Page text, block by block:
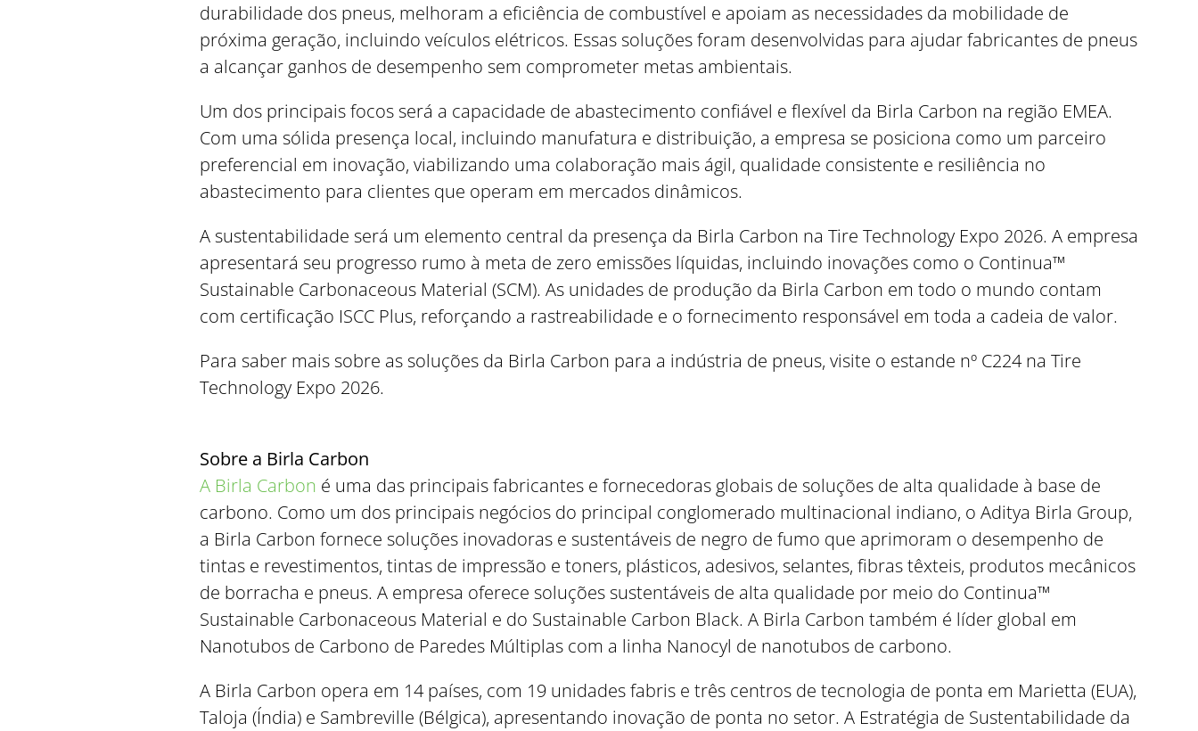
durabilidade dos pneus, melhoram a eficiência de combustível e apoiam as necessidades da mobilidade de
próxima geração, incluindo veículos elétricos. Essas soluções foram desenvolvidas para ajudar fabricantes de pneus
a alcançar ganhos de desempenho sem comprometer metas ambientais.
Um dos principais focos será a capacidade de abastecimento confiável e flexível da Birla Carbon na região EMEA.
Com uma sólida presença local, incluindo manufatura e distribuição, a empresa se posiciona como um parceiro
preferencial em inovação, viabilizando uma colaboração mais ágil, qualidade consistente e resiliência no
abastecimento para clientes que operam em mercados dinâmicos.
A sustentabilidade será um elemento central da presença da Birla Carbon na Tire Technology Expo 2026. A empresa
apresentará seu progresso rumo à meta de zero emissões líquidas, incluindo inovações como o Continua™
Sustainable Carbonaceous Material (SCM). As unidades de produção da Birla Carbon em todo o mundo contam
com certificação ISCC Plus, reforçando a rastreabilidade e o fornecimento responsável em toda a cadeia de valor.
Para saber mais sobre as soluções da Birla Carbon para a indústria de pneus, visite o estande nº C224 na Tire
Technology Expo 2026.
Sobre a Birla Carbon
A Birla Carbon é uma das principais fabricantes e fornecedoras globais de soluções de alta qualidade à base de
carbono. Como um dos principais negócios do principal conglomerado multinacional indiano, o Aditya Birla Group,
a Birla Carbon fornece soluções inovadoras e sustentáveis de negro de fumo que aprimoram o desempenho de
tintas e revestimentos, tintas de impressão e toners, plásticos, adesivos, selantes, fibras têxteis, produtos mecânicos
de borracha e pneus. A empresa oferece soluções sustentáveis de alta qualidade por meio do Continua™
Sustainable Carbonaceous Material e do Sustainable Carbon Black. A Birla Carbon também é líder global em
Nanotubos de Carbono de Paredes Múltiplas com a linha Nanocyl de nanotubos de carbono.
A Birla Carbon opera em 14 países, com 19 unidades fabris e três centros de tecnologia de ponta em Marietta (EUA),
Taloja (Índia) e Sambreville (Bélgica), apresentando inovação de ponta no setor. A Estratégia de Sustentabilidade da